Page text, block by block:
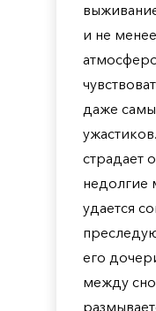
и не
даже
страдает
недолгие
удается
его
между